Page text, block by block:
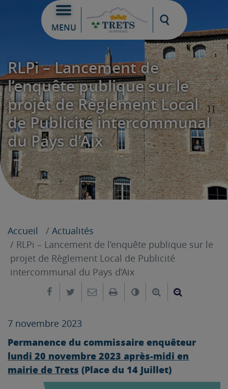
MENU
Moteur de
RLPi – Lancement de
l’enquête publique sur le
projet de Règlement Local
de Publicité intercommunal
du Pays d’Aix
Accueil
Actualités
RLPi – Lancement de l’enquête publique sur le
projet de Règlement Local de Publicité
intercommunal du Pays d’Aix
Partager sur Facebook
Partager sur Twitter
Envoyer par e-mail
ImprimerChanger leAgrandir le
7 novembre 2023
Permanence du commissaire enquêteur
lundi 20 novembre 2023 après-midi en
mairie de Trets (Place du 14 Juillet)